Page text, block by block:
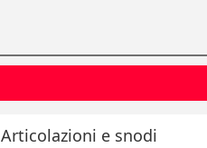
Articolazioni e snodi